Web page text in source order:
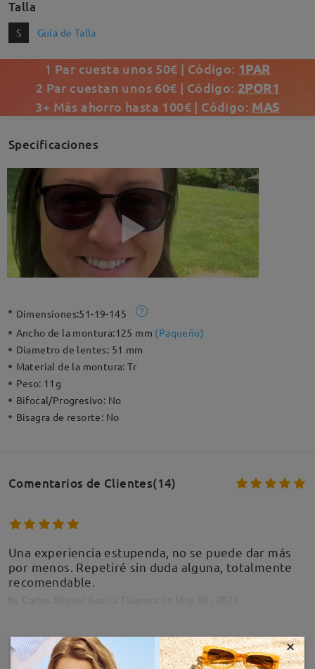
Talla
S Guía de Talla
1 Par cuesta unos 50€ | Código: 1PAR
2 Par cuestan unos 60€ | Código: 2POR1
3+ Más ahorro hasta 100€ | Código: MAS
Specificaciones
Dimensiones:51-19-145
Ancho de la montura:125 mm (Paqueño)
Diametro de lentes: 51 mm
Material de la montura:Tr
Peso: 11g
Bifocal/Progresivo: No
Bisagra de resorte: No
Comentarios de Clientes(14)
Una experiencia estupenda, no se puede dar más
por menos. Repetiré sin duda alguna, totalmente
recomendable.
MOSTRAR MÁS ×